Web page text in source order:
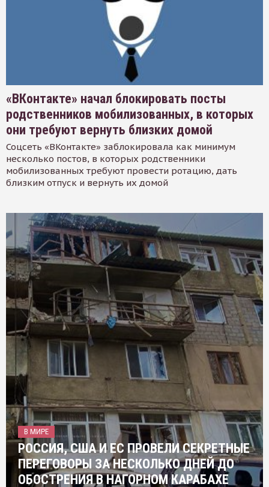
«ВКонтакте» начал блокировать посты
родственников мобилизованных, в которых
они требуют вернуть близких домой
Соцсеть «ВКонтакте» заблокировала как минимум
несколько постов, в которых родственники
мобилизованных требуют провести ротацию, дать
близким отпуск и вернуть их домой
В МИРЕ
РОССИЯ, США И ЕС ПРОВЕЛИ СЕКРЕТНЫЕ
ПЕРЕГОВОРЫ ЗА НЕСКОЛЬКО ДНЕЙ ДО
ОБОСТРЕНИЯ В НАГОРНОМ КАРАБАХЕ